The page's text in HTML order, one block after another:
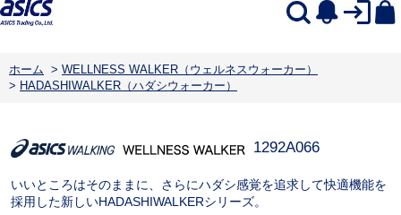
ホーム > WELLNESS WALKER（ウェルネスウォーカー）
> HADASHIWALKER（ハダシウォーカー）
1292A066
いいところはそのままに、さらにハダシ感覚を追求して快適機能を
採用した新しいHADASHIWALKERシリーズ。